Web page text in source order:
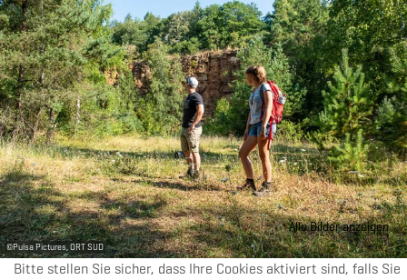
©Pulsa Pictures, ORT SUD
Alle Bilder anzeigen
Bitte stellen Sie sicher, dass Ihre Cookies aktiviert sind, falls Sie